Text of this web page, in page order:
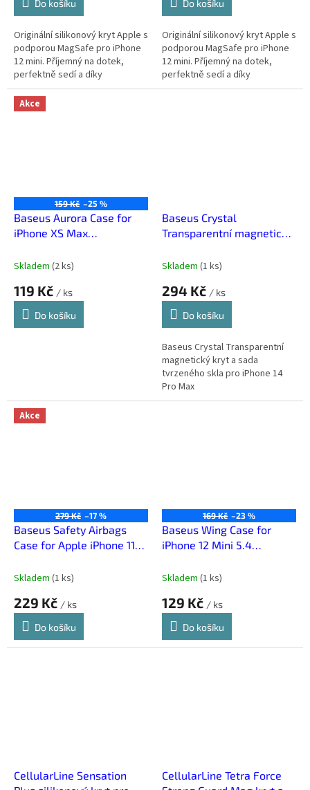
Do košíku
Originální silikonový kryt Apple s
podporou MagSafe pro iPhone
12 mini. Příjemný na dotek,
perfektně sedí a díky
vestavěným magnetům se
snadno přichytí k nabíječce i
dalším...
Do košíku
Originální silikonový kryt Apple s
podporou MagSafe pro iPhone
12 mini. Příjemný na dotek,
perfektně sedí a díky
vestavěným magnetům se
Akce
159 Kč –25 %
Baseus Aurora Case for
iPhone XS Max
Skladem (2 ks)
119 Kč / ks
Do košíku
Baseus Crystal
Transparentní magnetický
pro iPhone 14 Pro Max
Skladem (1 ks)
294 Kč / ks
Do košíku
Baseus Crystal Transparentní
magnetický kryt a sada
tvrzeného skla pro iPhone 14
Pro Max
Akce
279 Kč –17 %
Baseus Safety Airbags
Case for Apple iPhone 11
Skladem (1 ks)
229 Kč / ks
Do košíku
169 Kč –23 %
Baseus Wing Case for
iPhone 12 Mini 5.4
Skladem (1 ks)
129 Kč / ks
Do košíku
CellularLine Sensation
CellularLine Tetra Force